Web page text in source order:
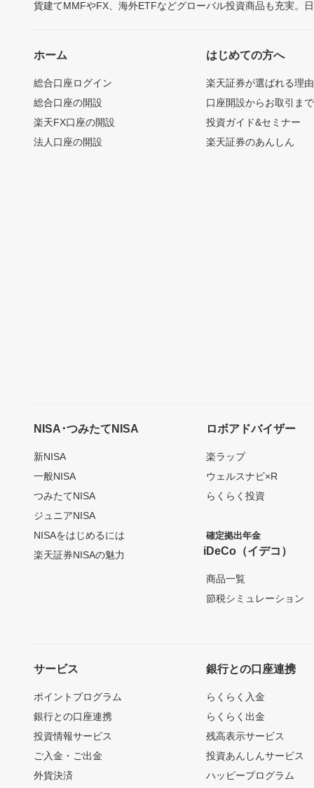
貨建てMMFやFX、海外ETFなどグローバル投資商品も充実。
ホーム
総合口座ログイン
総合口座の開設
楽天FX口座の開設
法人口座の開設
はじめての方へ
楽天証券が選ばれる理由
口座開設からお取引ま
投資ガイド&セミナー
楽天証券のあんしん
NISA･つみたてNISA
新NISA
一般NISA
つみたてNISA
ジュニアNISA
NISAをはじめるには
楽天証券NISAの魅力
ロボアドバイザー
楽ラップ
ウェルスナビ×R
らくらく投資
確定拠出年金
iDeCo（イデコ）
商品一覧
節税シミュレーション
サービス
ポイントプログラム
銀行との口座連携
投資情報サービス
ご入金・ご出金
外貨決済
銀行との口座連携
らくらく入金
らくらく出金
残高表示サービス
投資あんしんサービス
ハッピープログラム